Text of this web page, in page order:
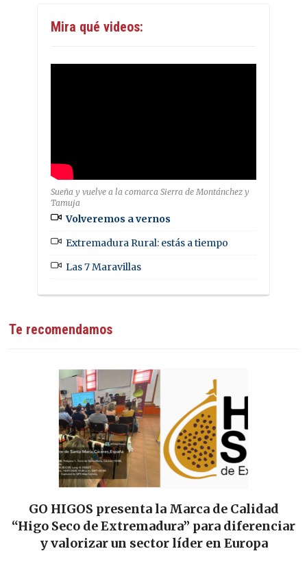
Mira qué videos:
Sueña y vuelve a la comarca Sierra de Montánchez y
Tamuja
Volveremos a vernos
Extremadura Rural: estás a tiempo
Las 7 Maravillas
Te recomendamos
GO HIGOS presenta la Marca de Calidad
“Higo Seco de Extremadura” para diferenciar
y valorizar un sector líder en Europa